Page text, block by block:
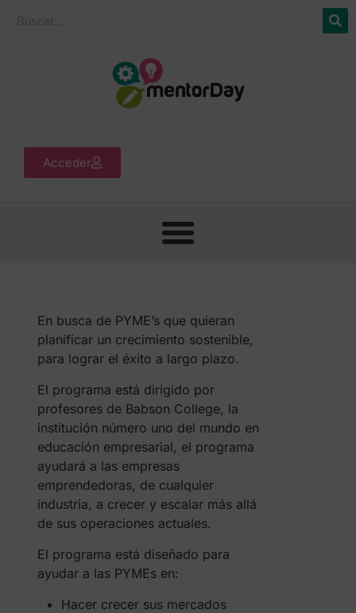
Acceder
En busca de PYME’s que quieran
planificar un crecimiento sostenible,
para lograr el éxito a largo plazo.
El programa está dirigido por
profesores de Babson College, la
institución número uno del mundo en
educación empresarial, el programa
ayudará a las empresas
emprendedoras, de cualquier
industria, a crecer y escalar más allá
de sus operaciones actuales.
El programa está diseñado para
ayudar a las PYMEs en:
Hacer crecer sus mercados